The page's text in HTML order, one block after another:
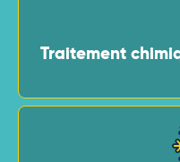
Traitement